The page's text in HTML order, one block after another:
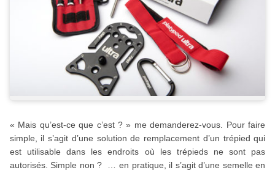
« Mais qu’est-ce que c’est ? » me demanderez-vous. Pour faire
simple, il s’agit d’une solution de remplacement d’un trépied qui
est utilisable dans les endroits où les trépieds ne sont pas
autorisés. Simple non ? … en pratique, il s’agit d’une semelle en